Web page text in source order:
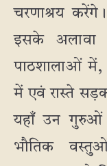
चरणाश्रय
इसके
पाठशालाओं
में एवं रास्ते
यहाँ उन गुरुओं
भौतिक